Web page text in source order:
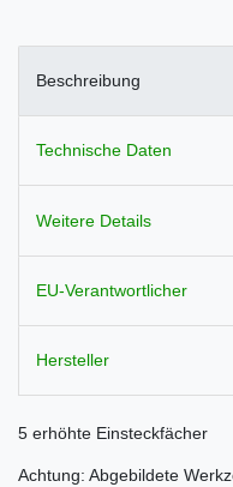
Beschreibung
Technische Daten
Weitere Details
EU-Verantwortlicher
Hersteller
5 erhöhte Einsteckfächer
Achtung: Abgebildete